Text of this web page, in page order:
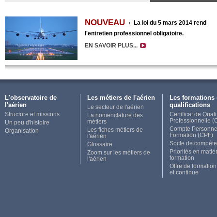
NOUVEAU :
La loi du 5 mars 2014 rend
l'entretien professionnel obligatoire.
EN SAVOIR PLUS...
L'observatoire de
l'aérien
Structure et missions
Un peu d'histoire
Organisation
Les métiers de l'aérien
Le secteur de l'aérien
La nomenclature des
métiers
Les fiches métiers de
l'aérien
Glossaire
Zoom sur les métiers de
l'aérien
Les formations
qualifications
Certificat de
Professionnelle
Compte
Formation (CPF)
Socle de
Priorités en
formation
Offre de
et continue